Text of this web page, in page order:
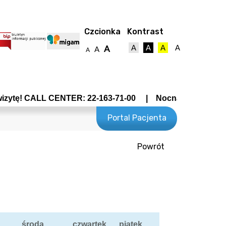
Czcionka
A A A
Kontrast
A A A A
CALL CENTER: 22-163-71-00 | Nocna Pomoc
Portal Pacjenta
Powrót
środa czwartek piątek